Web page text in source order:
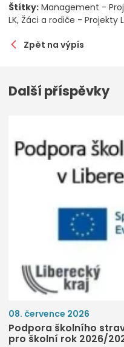
Štítky: Management -
LK Žáci a rodiče - Projekty
Zpět na výpis
Další příspěvky
08. července 2026
Podpora školního
pro školní rok 2026/